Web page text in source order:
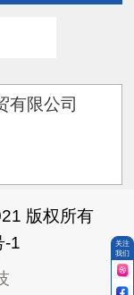
有限公司
版权所有
-1
关注
我们